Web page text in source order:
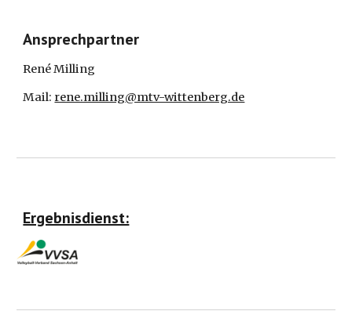
Ansprechpartner
René Milling
Mail: rene.milling@mtv-wittenberg.de
Ergebnisdienst: